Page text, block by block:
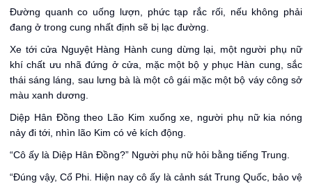
Đường quanh co uống lượn, phức tạp rắc rối, nếu không phải
đang ở trong cung nhất định sẽ bị lạc đường.
Xe tới cửa Nguyệt Hàng Hành cung dừng lại, một người phụ nữ
khí chất ưu nhã đứng ở cửa, mặc một bộ y phục Hàn cung, sắc
thái sáng láng, sau lưng bà là một cô gái mặc một bộ váy công sở
màu xanh dương.
Diệp Hân Đồng theo Lão Kim xuống xe, người phụ nữ kia nóng
nảy đi tới, nhìn lão Kim có vẻ kích động.
“Cô ấy là Diệp Hân Đồng?” Người phụ nữ hỏi bằng tiếng Trung.
“Đúng vậy, Cổ Phi. Hiện nay cô ấy là cảnh sát Trung Quốc, bảo vệ